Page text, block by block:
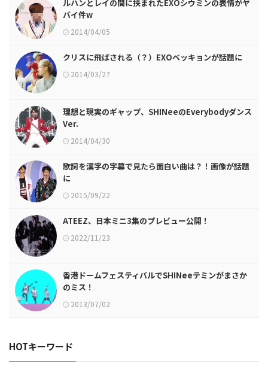
ルハンとレイの間に挟まれたEXOシウミンの表情がヤ
バイ件w
2014/04/05
クリスに飛ばされる（？）EXOベッキョンが話題に
2014/03/27
理想と現実のギャップ、SHINeeのEverybodyダンス
Ver.
2014/04/30
歌詞を漢字の字幕で見たら面白い曲は？！画像が話題
に
2015/09/22
ATEEZ、日本ミニ3集のプレビュー公開！
2022/11/23
香港ドームフェスティバルでSHINeeテミンがまさか
のミス！
2013/07/02
HOTキーワード